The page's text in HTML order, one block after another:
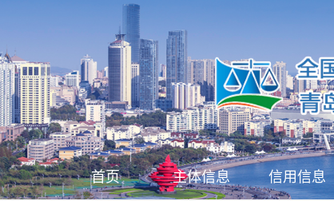
首页 主体信息 信用信息